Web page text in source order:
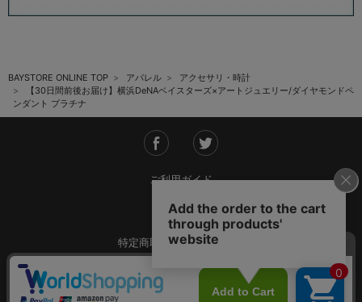
BAYSTORE ONLINE TOP アパレル
アクセサリ・時計
【30日間前後お届け】横浜DeNAベイスターズ×アートジュエリー/ダイヤモンドペ
ンダント プラチナ
ご利用ガイド
会社概要
特定商取引法に基づく表記
ご利用規約